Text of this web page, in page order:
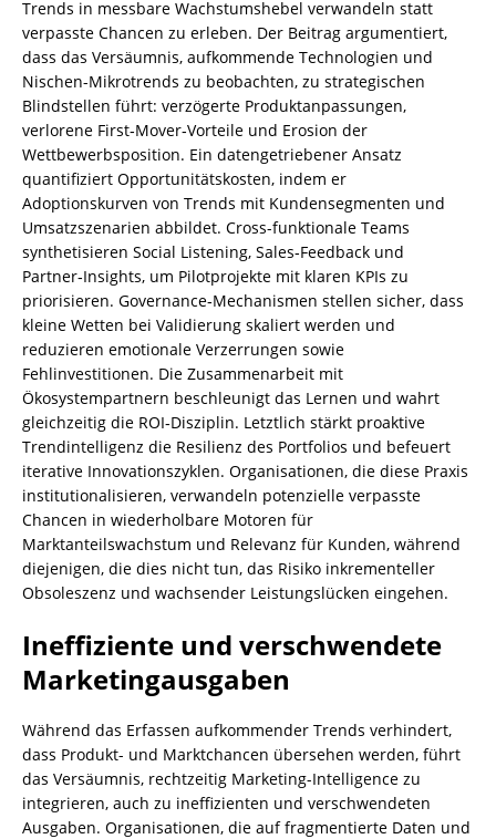
Trends in messbare Wachstumshebel verwandeln statt
verpasste Chancen zu erleben. Der Beitrag argumentiert,
dass das Versäumnis, aufkommende Technologien und
Nischen-Mikrotrends zu beobachten, zu strategischen
Blindstellen führt: verzögerte Produktanpassungen,
verlorene First‑Mover‑Vorteile und Erosion der
Wettbewerbsposition. Ein datengetriebener Ansatz
quantifiziert Opportunitätskosten, indem er
Adoptionskurven von Trends mit Kundensegmenten und
Umsatzszenarien abbildet. Cross-funktionale Teams
synthetisieren Social Listening, Sales‑Feedback und
Partner‑Insights, um Pilotprojekte mit klaren KPIs zu
priorisieren. Governance‑Mechanismen stellen sicher, dass
kleine Wetten bei Validierung skaliert werden und
reduzieren emotionale Verzerrungen sowie
Fehlinvestitionen. Die Zusammenarbeit mit
Ökosystempartnern beschleunigt das Lernen und wahrt
gleichzeitig die ROI‑Disziplin. Letztlich stärkt proaktive
Trendintelligenz die Resilienz des Portfolios und befeuert
iterative Innovationszyklen. Organisationen, die diese Praxis
institutionalisieren, verwandeln potenzielle verpasste
Chancen in wiederholbare Motoren für
Marktanteilswachstum und Relevanz für Kunden, während
diejenigen, die dies nicht tun, das Risiko inkrementeller
Obsoleszenz und wachsender Leistungslücken eingehen.
Ineffiziente und verschwendete
Marketingausgaben
Während das Erfassen aufkommender Trends verhindert,
dass Produkt- und Marktchancen übersehen werden, führt
das Versäumnis, rechtzeitig Marketing-Intelligence zu
integrieren, auch zu ineffizienten und verschwendeten
Ausgaben. Organisationen, die auf fragmentierte Daten und